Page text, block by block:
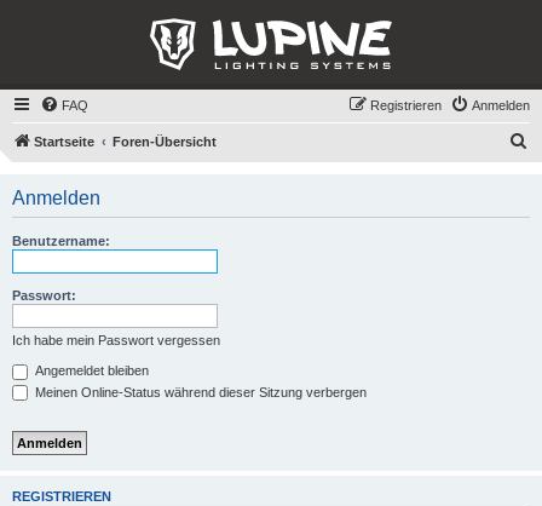
FAQ Anmelden
Registrieren
Startseite Foren-Übersicht
Anmelden
Benutzername:
Passwort:
Ich habe mein Passwort vergessen
Angemeldet bleiben
Meinen Online-Status während dieser Sitzung verbergen
REGISTRIEREN